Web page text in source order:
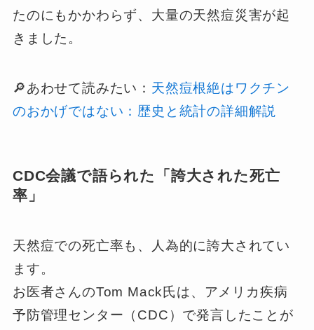
たのにもかかわらず、大量の天然痘災害が起
きました。
🔎あわせて読みたい： 天然痘根絶はワクチン
のおかげではない：歴史と統計の詳細解説
CDC会議で語られた「誇大された死亡
率」
天然痘での死亡率も、人為的に誇大されてい
ます。
お医者さんのTom Mack氏は、アメリカ疾病
予防管理センター（CDC）で発言したことが